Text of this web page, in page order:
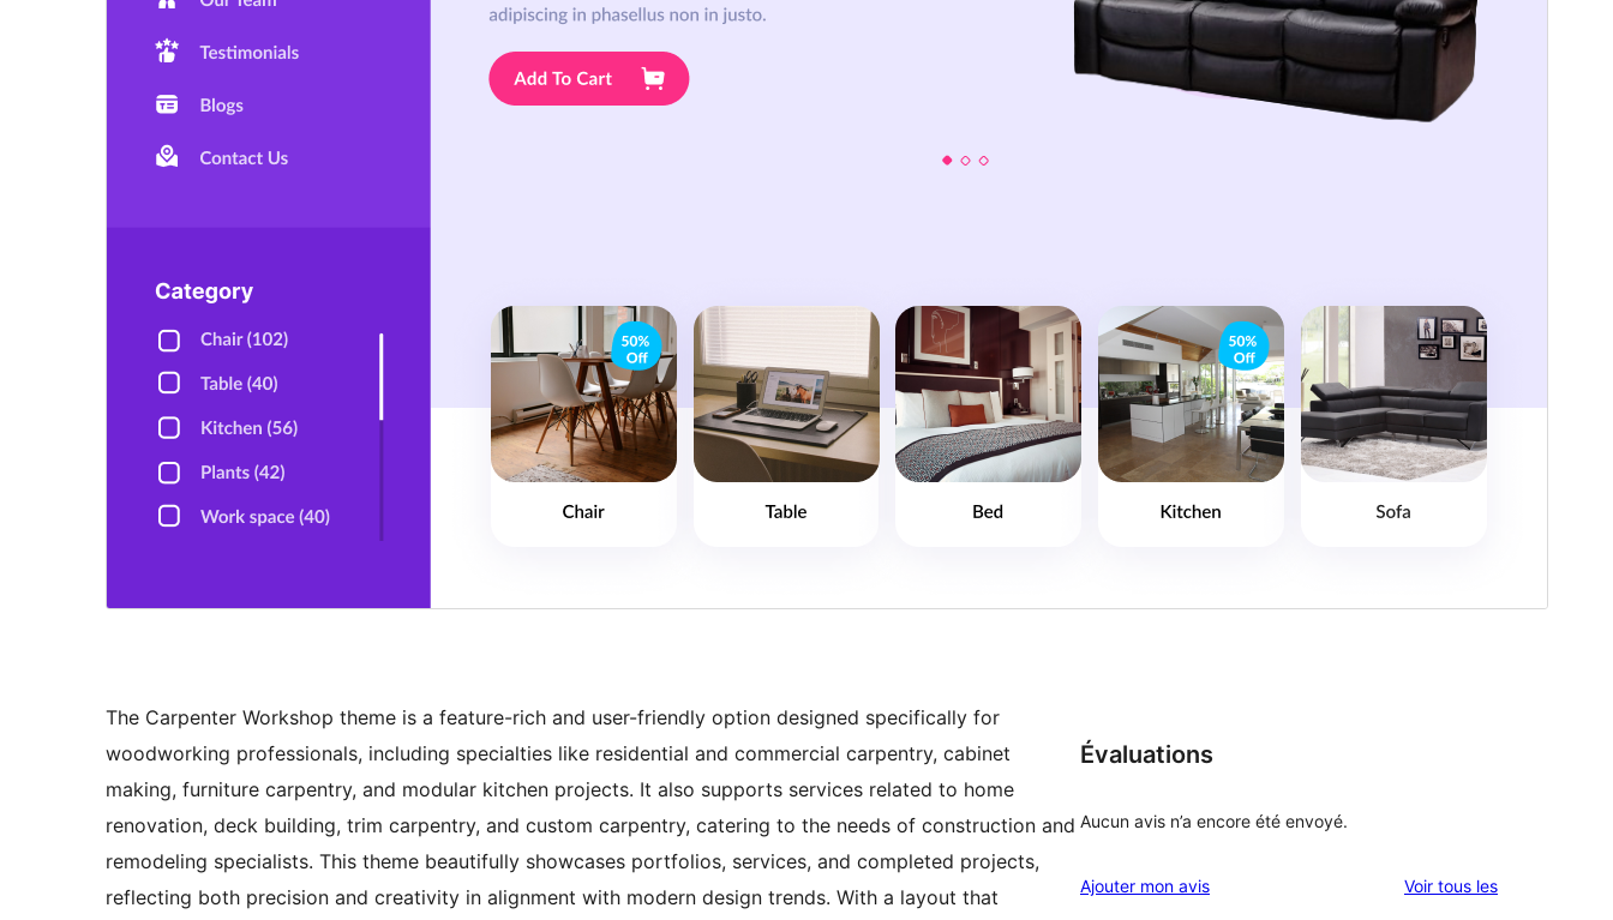
The Carpenter Workshop theme is a feature-rich and user-friendly option designed specifically for
woodworking professionals, including specialties like residential and commercial carpentry, cabinet
making, furniture carpentry, and modular kitchen projects. It also supports services related to home
renovation, deck building, trim carpentry, and custom carpentry, catering to the needs of construction and
remodeling specialists. This theme beautifully showcases portfolios, services, and completed projects,
reflecting both precision and creativity in alignment with modern design trends. With a layout that
Évaluations
Aucun avis n’a encore été envoyé.
Ajouter mon avis Voir tous lesavis